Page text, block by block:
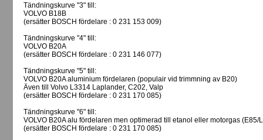
Tändningskurve "3" till:
VOLVO B18B
(ersätter BOSCH fördelare : 0 231 153 009)
Tändningskurve "4" till:
VOLVO B20A
(ersätter BOSCH fördelare : 0 231 146 077)
Tändningskurve "5" till:
VOLVO B20A aluminium fördelaren (populair vid trimmning av B20)
Även till Volvo L3314 Laplander, C202, Valp
(ersätter BOSCH fördelare : 0 231 170 085)
Tändningskurve "6" till:
VOLVO B20A alu fördelaren men optimerad till etanol eller motorgas (E85/
(ersätter BOSCH fördelare : 0 231 170 085)